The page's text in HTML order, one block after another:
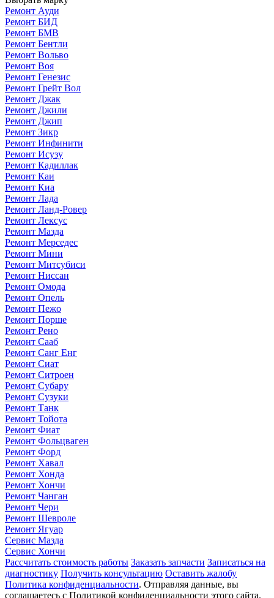
Ремонт Ауди
Ремонт БИД
Ремонт БМВ
Ремонт Бентли
Ремонт Вольво
Ремонт Воя
Ремонт Генезис
Ремонт Грейт Вол
Ремонт Джак
Ремонт Джили
Ремонт Джип
Ремонт Зикр
Ремонт Инфинити
Ремонт Исузу
Ремонт Кадиллак
Ремонт Каи
Ремонт Киа
Ремонт Лада
Ремонт Ланд-Ровер
Ремонт Лексус
Ремонт Мазда
Ремонт Мерседес
Ремонт Мини
Ремонт Митсубиси
Ремонт Ниссан
Ремонт Омода
Ремонт Опель
Ремонт Пежо
Ремонт Порше
Ремонт Рено
Ремонт Сааб
Ремонт Санг Енг
Ремонт Сиат
Ремонт Ситроен
Ремонт Субару
Ремонт Сузуки
Ремонт Танк
Ремонт Тойота
Ремонт Фиат
Ремонт Фольцваген
Ремонт Форд
Ремонт Хавал
Ремонт Хонда
Ремонт Хончи
Ремонт Чанган
Ремонт Чери
Ремонт Шевроле
Ремонт Ягуар
Сервис Мазда
Сервис Хончи
Рассчитать стоимость работы Заказать запчасти Записаться на
диагностику Получить консультацию Оставить жалобу
Политика конфиденциальности. Отправляя данные, вы
соглашаетесь с Политикой конфиденциальности этого сайта.